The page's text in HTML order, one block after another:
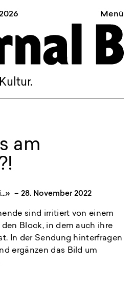
Kultur.
Menü
Bern bewegt
Alltag.
Politik.
Kultur.
INSTAGRAM
BLUESKY
am
– 28. November 2022
sind irritiert von einem
Block, in dem auch ihre
In der Sendung hinterfragen
ergänzen das Bild um